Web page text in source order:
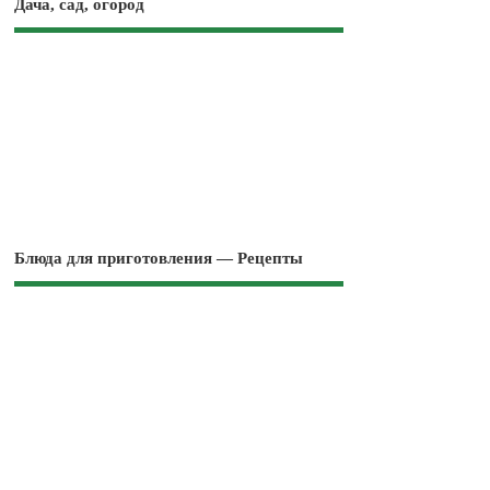
Дача, сад, огород
Блюда для приготовления — Рецепты